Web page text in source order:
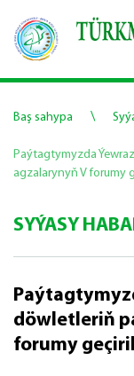
Baş sahypa \
Paýtagtymyzda
agzalarynyň V forumy
SYÝASY
döwletleriň
forumy